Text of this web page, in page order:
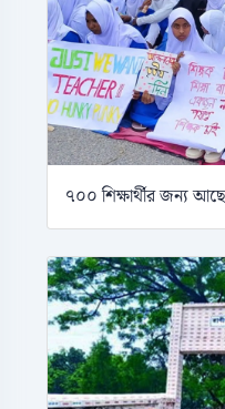
৭০০ শিক্ষার্থীর জন্য